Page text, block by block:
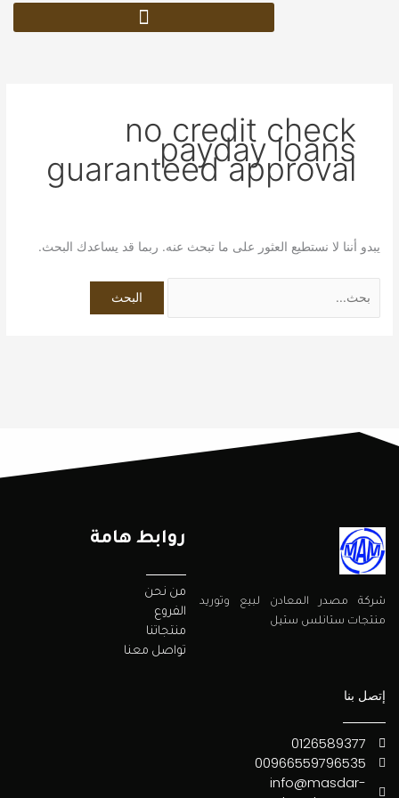
no credit check
payday loans
guaranteed approval
يبدو أننا لا نستطيع العثور على ما تبحث عنه. ربما قد يساعدك البحث.
شركة مصدر المعادن لبيع وتوريد
منتجات ستانلس ستيل
روابط هامة
من نحن
الفروع
منتجاتنا
تواصل معنا
إتصل بنا
0126589377
00966559796535
info@masdar-